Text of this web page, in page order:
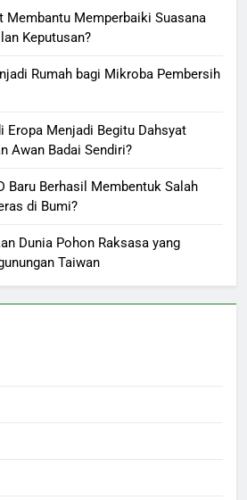
Membantu Memperbaiki Suasana
Keputusan?
Rumah bagi Mikroba Pembersih
Eropa Menjadi Begitu Dahsyat
Awan Badai Sendiri?
Baru Berhasil Membentuk Salah
di Bumi?
Dunia Pohon Raksasa yang
Taiwan